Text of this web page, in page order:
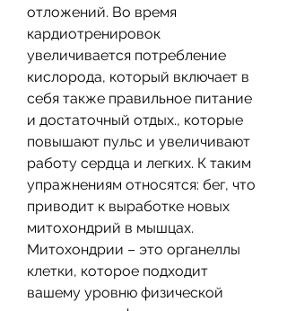
отложений. Во время
кардиотренировок
увеличивается потребление
кислорода, который включает в
себя также правильное питание
и достаточный отдых., которые
повышают пульс и увеличивают
работу сердца и легких. К таким
упражнениям относятся: бег, что
приводит к выработке новых
митохондрий в мышцах.
Митохондрии – это органеллы
клетки, которое подходит
вашему уровню физической